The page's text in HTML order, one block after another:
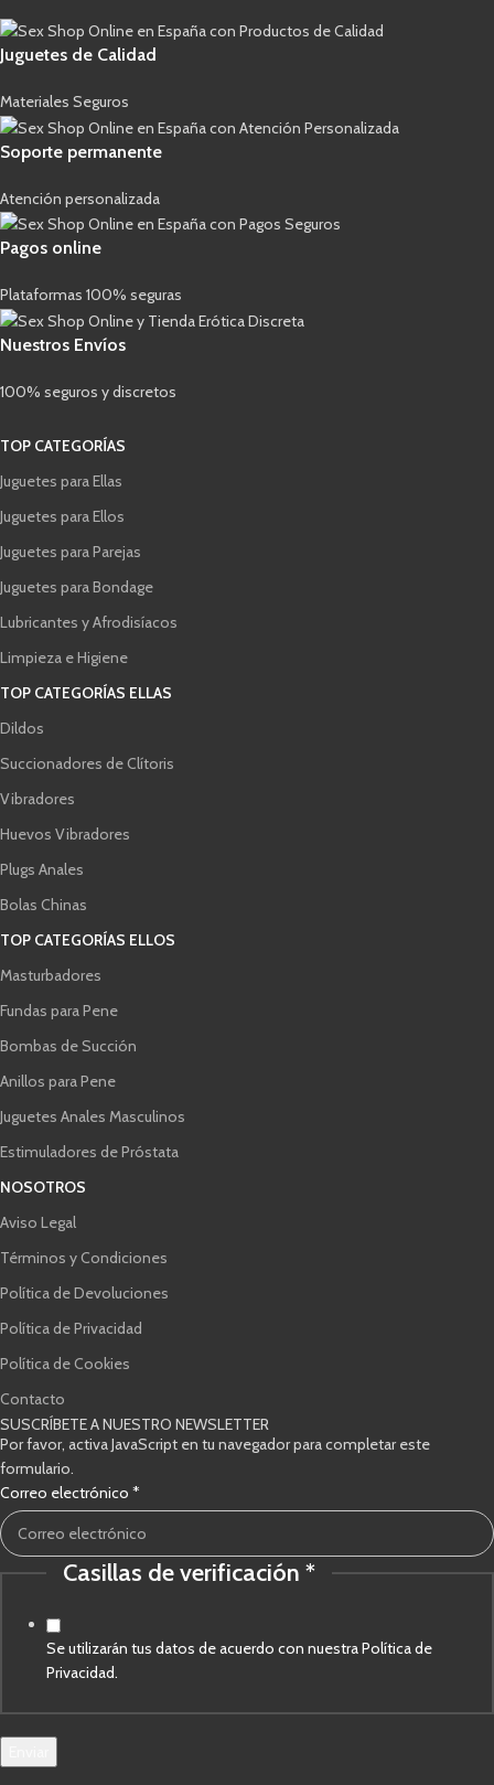
Juguetes de Calidad
Materiales Seguros
Soporte permanente
Atención personalizada
Pagos online
Plataformas 100% seguras
Nuestros Envíos
100% seguros y discretos
TOP CATEGORÍAS
Juguetes para Ellas
Juguetes para Ellos
Juguetes para Parejas
Juguetes para Bondage
Lubricantes y Afrodisíacos
Limpieza e Higiene
TOP CATEGORÍAS ELLAS
Dildos
Succionadores de Clítoris
Vibradores
Huevos Vibradores
Plugs Anales
Bolas Chinas
TOP CATEGORÍAS ELLOS
Masturbadores
Fundas para Pene
Bombas de Succión
Anillos para Pene
Juguetes Anales Masculinos
Estimuladores de Próstata
NOSOTROS
Aviso Legal
Términos y Condiciones
Política de Devoluciones
Política de Privacidad
Política de Cookies
Contacto
SUSCRÍBETE A NUESTRO NEWSLETTER
Por favor, activa JavaScript en tu navegador para completar este
formulario.
Correo electrónico *
verificación
Correo
Casillas de verificación *
Se utilizarán tus datos de acuerdo con nuestra Política de
Privacidad.